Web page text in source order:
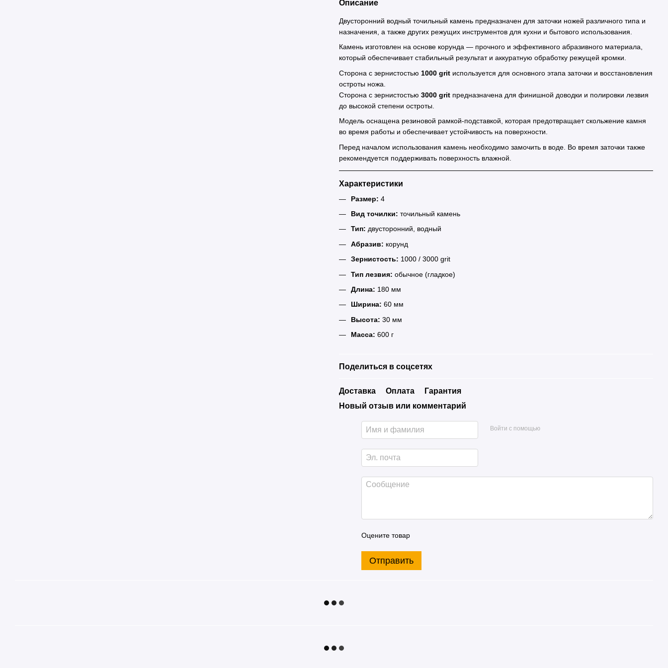
Описание
Двусторонний водный точильный камень предназначен для заточки ножей различного типа и
назначения, а также других режущих инструментов для кухни и бытового использования.
Камень изготовлен на основе корунда — прочного и эффективного абразивного материала,
который обеспечивает стабильный результат и аккуратную обработку режущей кромки.
Сторона с зернистостью 1000 grit используется для основного этапа заточки и восстановления
остроты ножа.
Сторона с зернистостью 3000 grit предназначена для финишной доводки и полировки лезвия
до высокой степени остроты.
Модель оснащена резиновой рамкой-подставкой, которая предотвращает скольжение камня
во время работы и обеспечивает устойчивость на поверхности.
Перед началом использования камень необходимо замочить в воде. Во время заточки также
рекомендуется поддерживать поверхность влажной.
Характеристики
Размер: 4
Вид точилки: точильный камень
Тип: двусторонний, водный
Абразив: корунд
Зернистость: 1000 / 3000 grit
Тип лезвия: обычное (гладкое)
Длина: 180 мм
Ширина: 60 мм
Высота: 30 мм
Масса: 600 г
Поделиться в соцсетях
Доставка Оплата
Гарантия
Новый отзыв или комментарий
Войти с помощью
Оцените товар
Отправить